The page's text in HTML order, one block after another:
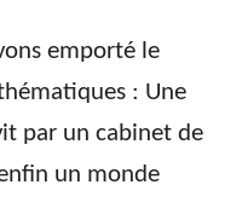
emporté le
: Une
par un cabinet de
un monde